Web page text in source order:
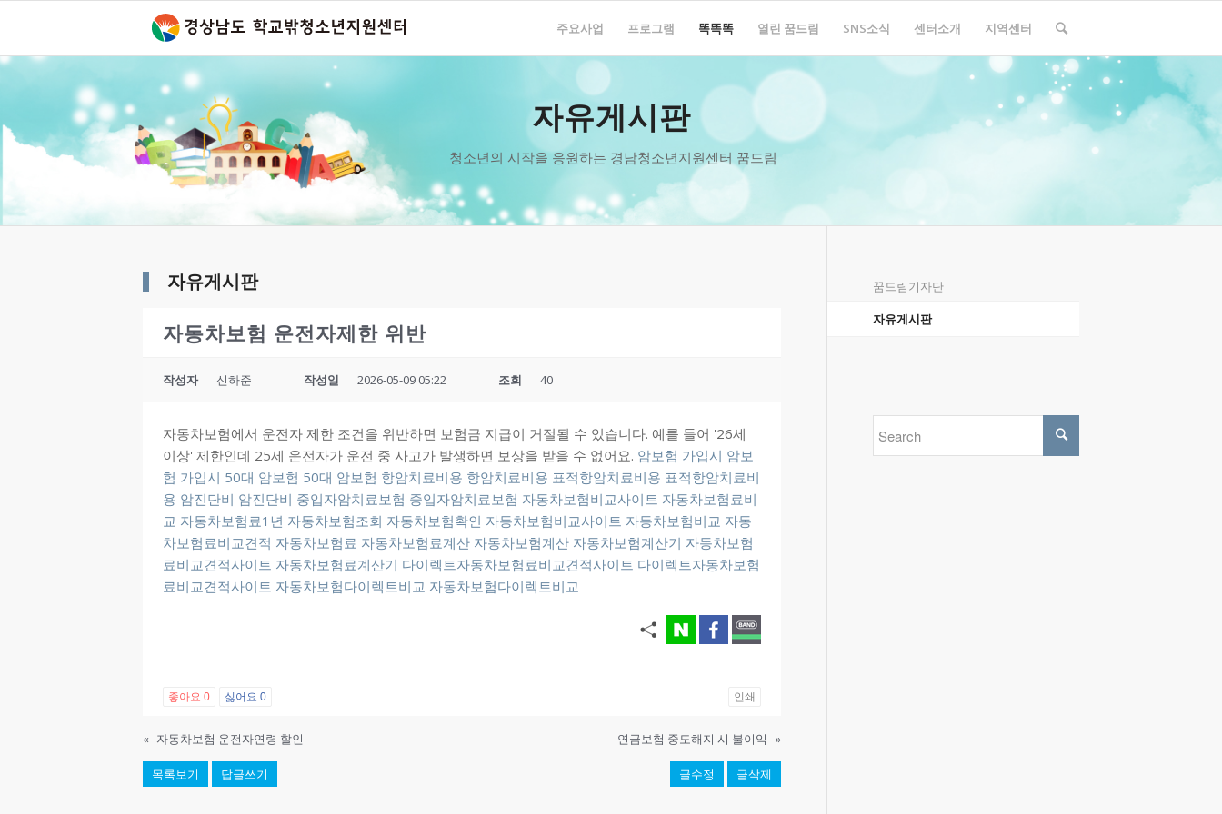
주요사업 프로그램 똑똑똑 열린 꿈드림 SNS소식 센터소개 지역센터
자유게시판
청소년의 시작을 응원하는 경남청소년지원센터 꿈드림
자유게시판
자동차보험 운전자제한 위반
작성자 신하준 작성일 2026-05-09 05:22 조회 40
자동차보험에서 운전자 제한 조건을 위반하면 보험금 지급이 거절될 수 있습니다. 예를 들어 '26세
이상' 제한인데 25세 운전자가 운전 중 사고가 발생하면 보상을 받을 수 없어요. 암보험 가입시 암보
험 가입시 50대 암보험 50대 암보험 항암치료비용 항암치료비용 표적항암치료비용 표적항암치료비
용 암진단비 암진단비 중입자암치료보험 중입자암치료보험 자동차보험비교사이트 자동차보험료비
교 자동차보험료1년 자동차보험조회 자동차보험확인 자동차보험비교사이트 자동차보험비교 자동
차보험료비교견적 자동차보험료 자동차보험료계산 자동차보험계산 자동차보험계산기 자동차보험
료비교견적사이트 자동차보험료계산기 다이렉트자동차보험료비교견적사이트 다이렉트자동차보험
료비교견적사이트 자동차보험다이렉트비교 자동차보험다이렉트비교
좋아요 0 싫어요 0 인쇄
« 자동차보험 운전자연령 할인 연금보험 중도해지 시 불이익 »
목록보기 답글쓰기 글수정 글삭제
꿈드림기자단
자유게시판